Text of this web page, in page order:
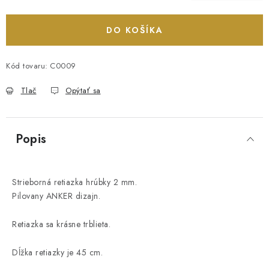
DO KOŠÍKA
Kód tovaru: C0009
Tlač Opýtať sa
Popis
Strieborná retiazka hrúbky 2 mm.
Pilovany ANKER dizajn.
Retiazka sa krásne trblieta.
Dĺžka retiazky je 45 cm.